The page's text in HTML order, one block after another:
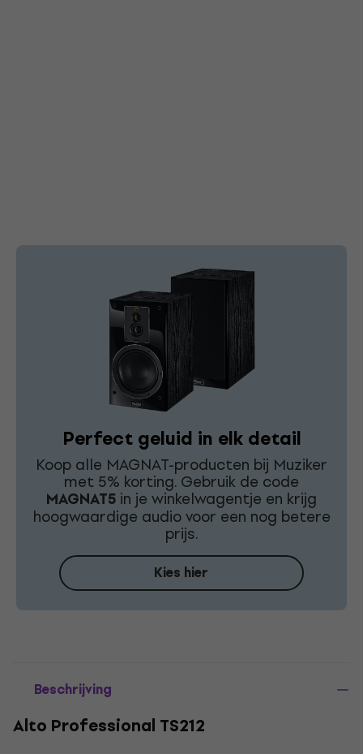
Perfect geluid in elk detail
Koop alle MAGNAT-producten bij Muziker
met 5% korting. Gebruik de code
MAGNAT5 in je winkelwagentje en krijg
hoogwaardige audio voor een nog betere
prijs.
Kies hier
Beschrijving
Alto Professional TS212